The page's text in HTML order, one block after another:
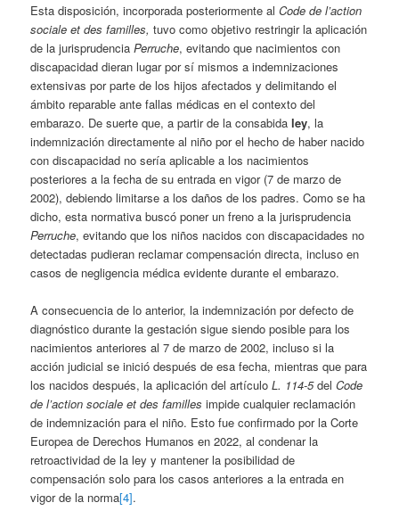
Esta disposición, incorporada posteriormente alCode de l’action
sociale et des familles, tuvo como objetivo restringir la aplicación
de la jurisprudenciaPerruche, evitando que nacimientos con
discapacidad dieran lugar por sí mismos a indemnizaciones
extensivas por parte de los hijos afectados y delimitando el
ámbito reparable ante fallas médicas en el contexto del
embarazo. De suerte que, a partir de la consabidaley, la
indemnización directamente al niño por el hecho de haber nacido
con discapacidad no sería aplicable a los nacimientos
posteriores a la fecha de su entrada en vigor (7 de marzo de
2002), debiendo limitarse a los daños de los padres. Como se ha
dicho, esta normativa buscó poner un freno a la jurisprudencia
Perruche, evitando que los niños nacidos con discapacidades no
detectadas pudieran reclamar compensación directa, incluso en
casos de negligencia médica evidente durante el embarazo.
A consecuencia de lo anterior, la indemnización por defecto de
diagnóstico durante la gestación sigue siendo posible para los
nacimientos anteriores al 7 de marzo de 2002, incluso si la
acción judicial se inició después de esa fecha, mientras que para
los nacidos después, la aplicación del artículoL. 114-5delCode
de l’action sociale et des familles impide cualquier reclamación
de indemnización para el niño. Esto fue confirmado por la Corte
Europea de Derechos Humanos en 2022, al condenar la
retroactividad de la ley y mantener la posibilidad de
compensación solo para los casos anteriores a la entrada en
vigor de la norma[4].